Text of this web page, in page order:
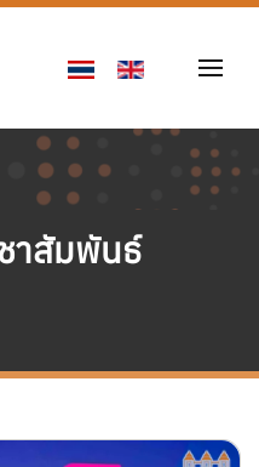
าสัมพันธ์